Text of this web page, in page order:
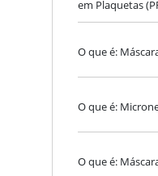
em Plaquetas
O que é:
O que é:
O que é: